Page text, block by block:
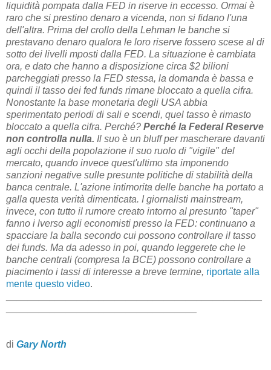
liquidità pompata dalla FED in riserve in eccesso. Ormai è
raro che si prestino denaro a vicenda, non si fidano l'una
dell'altra. Prima del crollo della Lehman le banche si
prestavano denaro qualora le loro riserve fossero scese al di
sotto dei livelli mposti dalla FED. La situazione è cambiata
ora, e dato che hanno a disposizione circa $2 bilioni
parcheggiati presso la FED stessa, la domanda è bassa e
quindi il tasso dei fed funds rimane bloccato a quella cifra.
Nonostante la base monetaria degli USA abbia
sperimentato periodi di sali e scendi, quel tasso è rimasto
bloccato a quella cifra. Perché? Perché la Federal Reserve
non controlla nulla. Il suo è un bluff per mascherare davanti
agli occhi della popolazione il suo ruolo di "vigile" del
mercato, quando invece quest'ultimo sta imponendo
sanzioni negative sulle presunte politiche di stabilità della
banca centrale. L'azione intimorita delle banche ha portato a
galla questa verità dimenticata. I giornalisti mainstream,
invece, con tutto il rumore creato intorno al presunto "taper"
fanno i lverso agli economisti presso la FED: continuano a
spacciare la balla secondo cui possono controllare il tasso
dei funds. Ma da adesso in poi, quando leggerete che le
banche centrali (compresa la BCE) possono controllare a
piacimento i tassi di interesse a breve termine, riportate alla
mente questo video.
di Gary North